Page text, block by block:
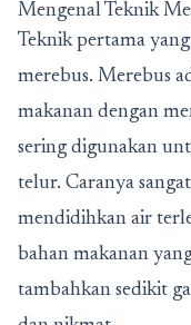
Mengenal Teknik
Teknik pertama
merebus. Merebus
makanan dengan
sering digunakan
telur. Caranya
mendidihkan air
bahan makanan
tambahkan sedikit